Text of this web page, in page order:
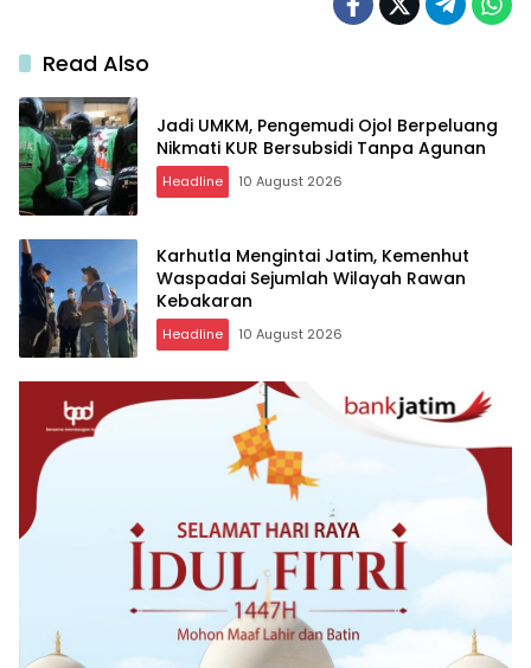
Read Also
Jadi UMKM, Pengemudi Ojol Berpeluang
Nikmati KUR Bersubsidi Tanpa Agunan
Headline 10 August 2026
Karhutla Mengintai Jatim, Kemenhut
Waspadai Sejumlah Wilayah Rawan
Kebakaran
Headline 10 August 2026